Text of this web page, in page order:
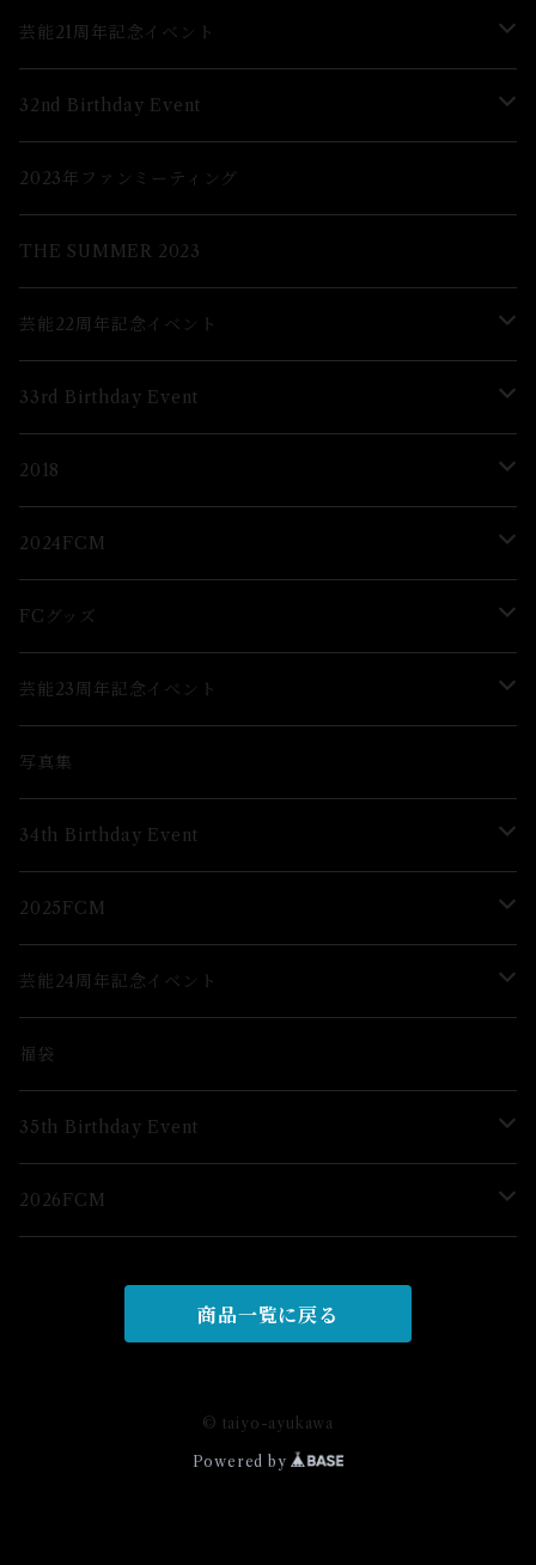
芸能21周年記念イベント
Lブロマイド
２Lブロマイド
グッズ
32nd Birthday Event
Lブロマイド
2Lブロマイド
グッズ
2023年ファンミーティング
THE SUMMER 2023
芸能22周年記念イベント
グッズ
ブロマイド
33rd Birthday Event
Lブロマイド
2Lブロマイド
グッズ
2018
ブロマイド
2024FCM
グッズ
FCグッズ
グッズ
ブロマイド
芸能23周年記念イベント
Lブロマイド
グッズ
写真集
34th Birthday Event
ブロマイド
グッズ
2025FCM
グッズ
芸能24周年記念イベント
ブロマイド
グッズ
福袋
35th Birthday Event
ブロマイド
2026FCM
商品一覧に戻る
© taiyo-ayukawa
Powered by